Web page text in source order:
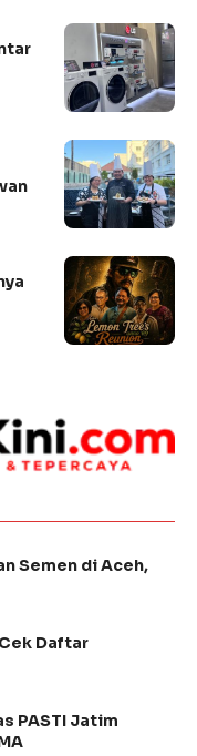
Semen di Aceh,
Daftar
PASTI Jatim